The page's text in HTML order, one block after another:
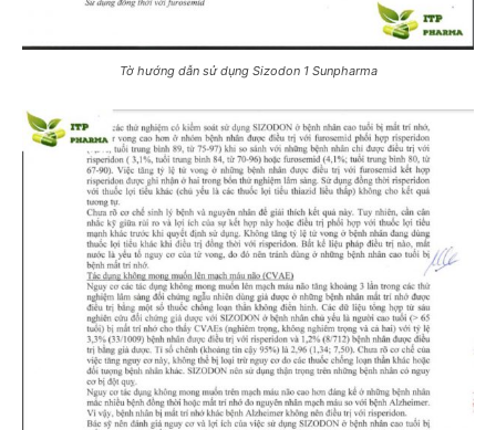
Tờ hướng dẫn sử dụng Sizodon 1 Sunpharma